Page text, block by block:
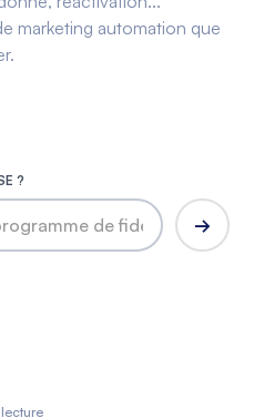
marketing automation que
?